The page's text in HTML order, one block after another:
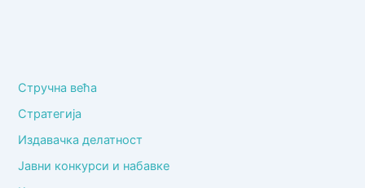
Стручна већа
Стратегија
Издавачка делатност
Јавни конкурси и набавке